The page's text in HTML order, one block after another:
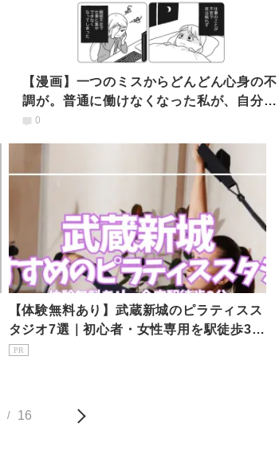
【漫画】一つのミスからどんどん心身の不
調が。普通に働けなくなった私が、自分を
取り戻すご自愛ごはん
0
【体験無料あり】武蔵新城のピラティスス
タジオ7選｜初心者・女性専用を駅徒歩3分
で比較
PR
/ 16